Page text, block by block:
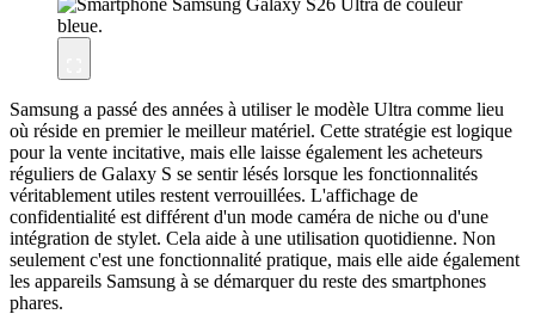
Samsung a passé des années à utiliser le modèle Ultra comme lieu
où réside en premier le meilleur matériel. Cette stratégie est logique
pour la vente incitative, mais elle laisse également les acheteurs
réguliers de Galaxy S se sentir lésés lorsque les fonctionnalités
véritablement utiles restent verrouillées. L'affichage de
confidentialité est différent d'un mode caméra de niche ou d'une
intégration de stylet. Cela aide à une utilisation quotidienne. Non
seulement c'est une fonctionnalité pratique, mais elle aide également
les appareils Samsung à se démarquer du reste des smartphones
phares.